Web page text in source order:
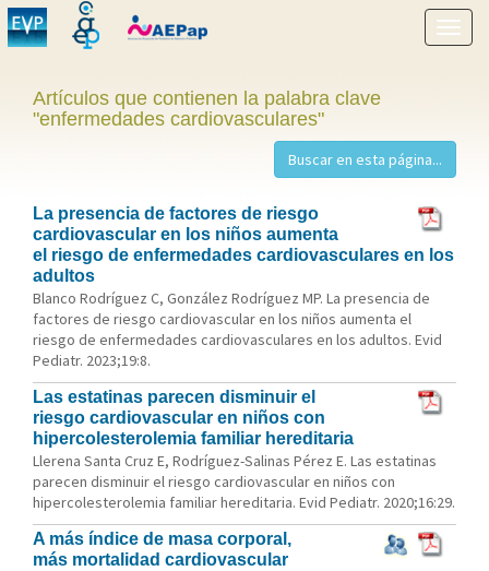
menú
Artículos que contienen la palabra clave
"enfermedades cardiovasculares"
La presencia de factores de riesgo
cardiovascular en los niños aumenta
el riesgo de enfermedades cardiovasculares en los
adultos
Blanco Rodríguez C, González Rodríguez MP. La presencia de
factores de riesgo cardiovascular en los niños aumenta el
riesgo de enfermedades cardiovasculares en los adultos. Evid
Pediatr. 2023;19:8.
Las estatinas parecen disminuir el
riesgo cardiovascular en niños con
hipercolesterolemia familiar hereditaria
Llerena Santa Cruz E, Rodríguez-Salinas Pérez E. Las estatinas
parecen disminuir el riesgo cardiovascular en niños con
hipercolesterolemia familiar hereditaria. Evid Pediatr. 2020;16:29.
A más índice de masa corporal,
más mortalidad cardiovascular